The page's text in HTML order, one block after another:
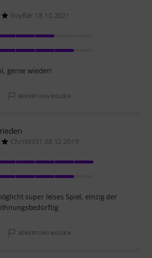
RoyBär 18.10.2021
gerne wieder!
BEWERTUNG MELDEN
Chris9331 08.12.2019
super leises Spiel, einzig der
BEWERTUNG MELDEN